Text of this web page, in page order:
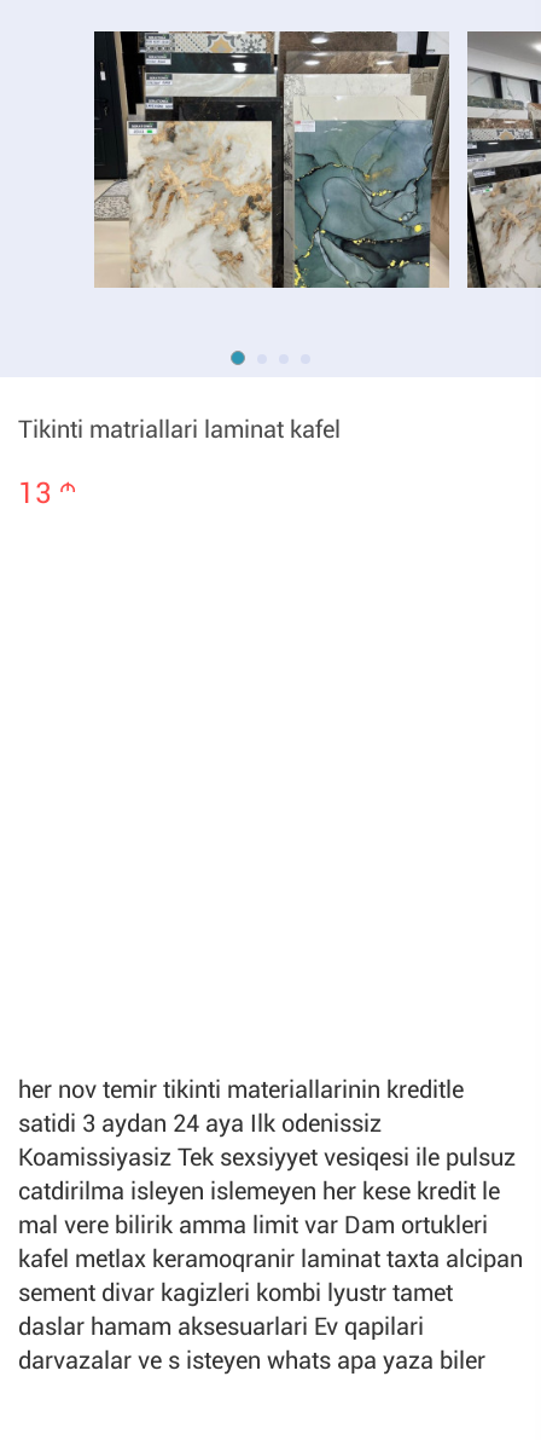
Tikinti matriallari laminat kafel
13 m
her nov temir tikinti materiallarinin kreditle
satidi 3 aydan 24 aya Ilk odenissiz
Koamissiyasiz Tek sexsiyyet vesiqesi ile pulsuz
catdirilma isleyen islemeyen her kese kredit le
mal vere bilirik amma limit var Dam ortukleri
kafel metlax keramoqranir laminat taxta alcipan
sement divar kagizleri kombi lyustr tamet
daslar hamam aksesuarlari Ev qapilari
darvazalar ve s isteyen whats apa yaza biler